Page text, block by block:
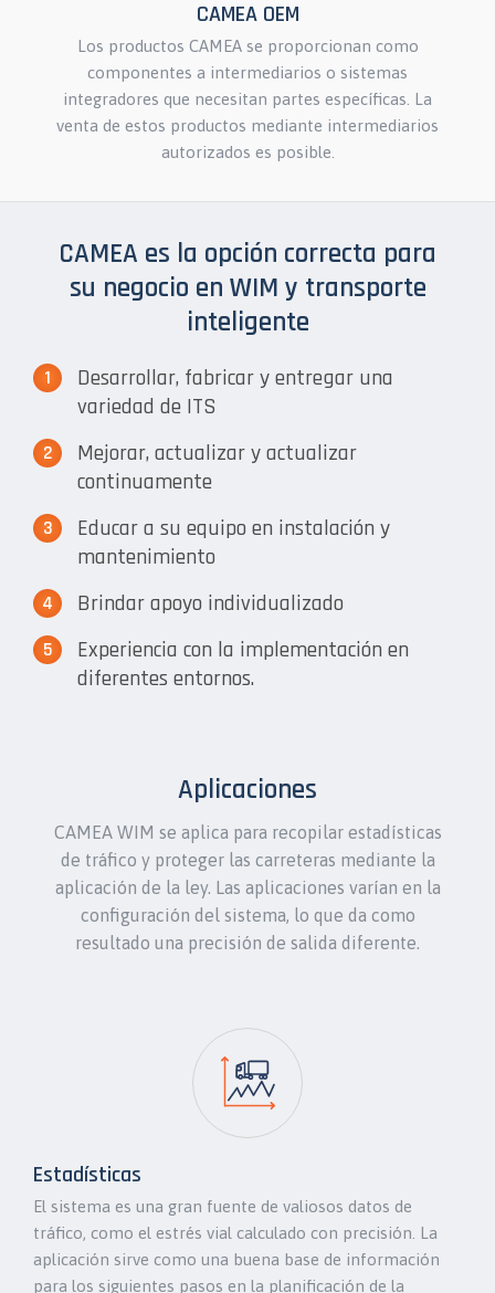
CAMEA OEM
Los productos CAMEA se proporcionan como
componentes a intermediarios o sistemas
integradores que necesitan partes específicas. La
venta de estos productos mediante intermediarios
autorizados es posible.
CAMEA es la opción correcta para
su negocio en WIM y transporte
inteligente
Desarrollar, fabricar y entregar una
variedad de ITS
Mejorar, actualizar y actualizar
continuamente
Educar a su equipo en instalación y
mantenimiento
Brindar apoyo individualizado
Experiencia con la implementación en
diferentes entornos.
Aplicaciones
CAMEA WIM se aplica para recopilar estadísticas
de tráfico y proteger las carreteras mediante la
aplicación de la ley. Las aplicaciones varían en la
configuración del sistema, lo que da como
resultado una precisión de salida diferente.
Estadísticas
El sistema es una gran fuente de valiosos datos de
tráfico, como el estrés vial calculado con precisión. La
aplicación sirve como una buena base de información
para los siguientes pasos en la planificación de la